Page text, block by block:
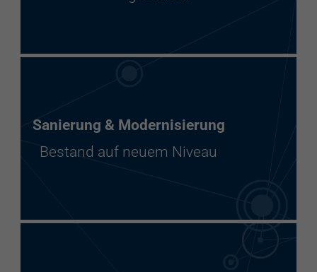
Sanierung & Modernisierung
Bestand auf neuem Niveau